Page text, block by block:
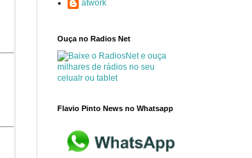
atwork
Ouça no Radios Net
Flavio Pinto News no Whatsapp